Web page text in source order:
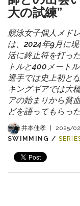
大の試練”
競泳女子個人メド
は、2024年9月に
活に終止符を打っ
トルと400メート
選手では史上初と
キングギアでは大
アの始まりから貧
どを語ってもらっ
井本佳孝
2025/
SWIMMING /